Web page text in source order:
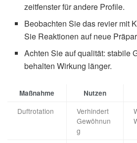
zeitfenster für andere Profile.
Beobachten Sie das revier mit
Sie Reaktionen auf neue
Achten Sie auf qualität: stabile
behalten Wirkung länger.
Maßnahme Nutzen
Duftrotation
Verhindert
Gewöhnun
g